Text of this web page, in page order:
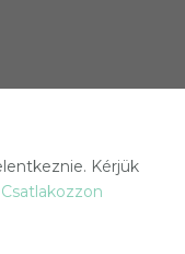
Kérjük
Csatlakozzon